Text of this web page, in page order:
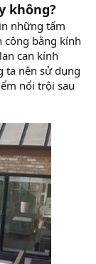
không?
những tấm
công bằng kính
can kính
ta nên sử dụng
nổi trội sau